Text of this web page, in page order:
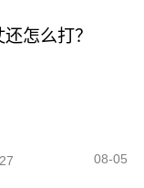
怎么打？
08-05